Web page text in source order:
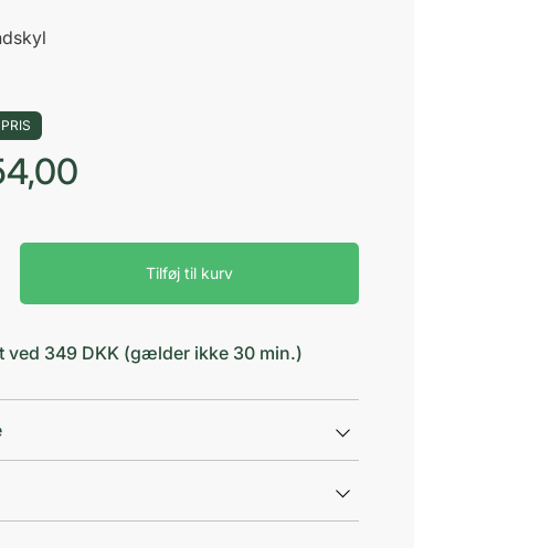
Tilføj til kurv
ved 349 DKK (gælder ikke 30 min.)